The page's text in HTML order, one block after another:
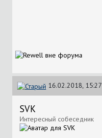
16.02.2018, 15:27
SVK
Интересный собеседник